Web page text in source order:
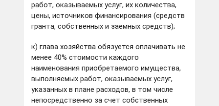
работ, оказываемых услуг, их количества,
цены, источников финансирования (средств
гранта, собственных и заемных средств);
к) глава хозяйства обязуется оплачивать не
менее 40% стоимости каждого
наименования приобретаемого имущества,
выполняемых работ, оказываемых услуг,
указанных в плане расходов, в том числе
непосредственно за счет собственных